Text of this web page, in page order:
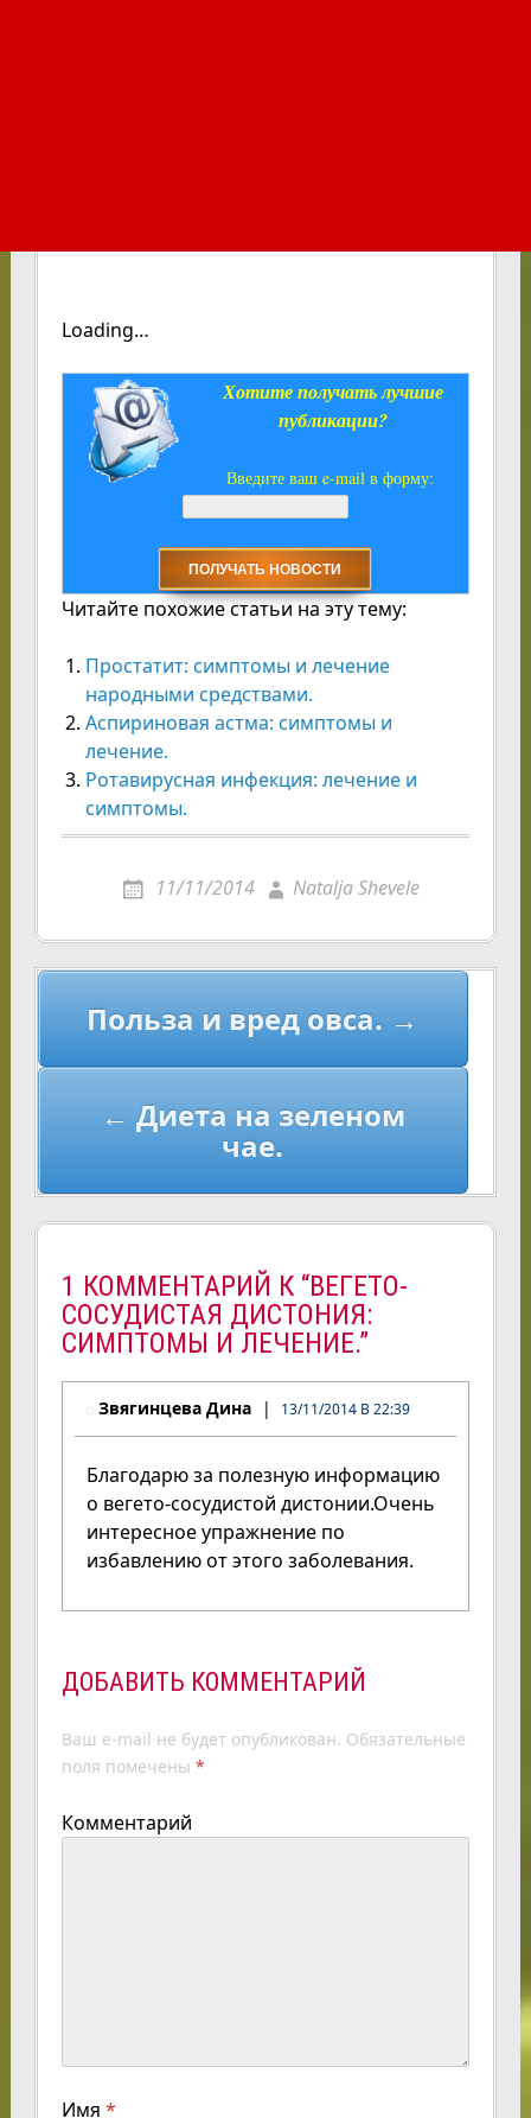
Loading…
Хотите получать лучшие
публикации?
Введите ваш e-mail в форму:
Читайте похожие статьи на эту тему:
Простатит: симптомы и лечение
народными средствами.
Аспириновая астма: симптомы и
лечение.
Ротавирусная инфекция: лечение и
симптомы.
11/11/2014 Natalja Shevele
Навигация
записям
Польза и вред овса. →
← Диета на зеленом
чае.
1 КОММЕНТАРИЙ К “ВЕГЕТО-
СОСУДИСТАЯ ДИСТОНИЯ:
СИМПТОМЫ И ЛЕЧЕНИЕ.”
Звягинцева Дина 13/11/2014 В 22:39
Благодарю за полезную информацию
о вегето-сосудистой дистонии.Очень
интересное упражнение по
избавлению от этого заболевания.
ДОБАВИТЬ КОММЕНТАРИЙ
Ваш e-mail не будет опубликован. Обязательные
поля помечены *
Комментарий
Имя *